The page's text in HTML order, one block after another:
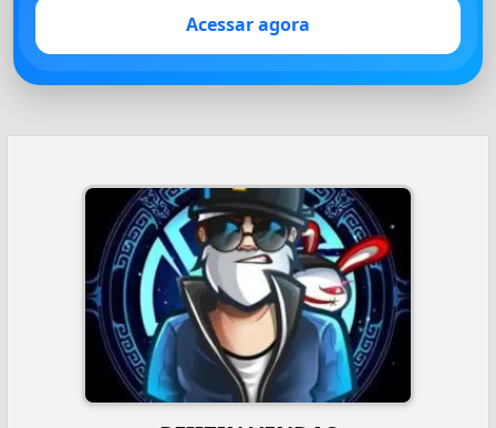
Acessar agora